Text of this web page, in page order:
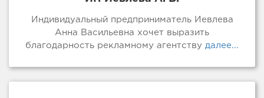
Индивидуальный предприниматель Иевлева
Анна Васильевна хочет выразить
благодарность рекламному агентству далее...